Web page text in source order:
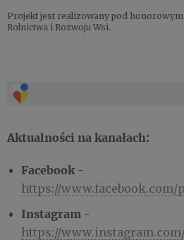
Projekt jest realizowany pod
Rolnictwa i Rozwoju Wsi.
Aktualności na kanałach:
Facebook -
https://www.facebook.com/
Instagram -
https://